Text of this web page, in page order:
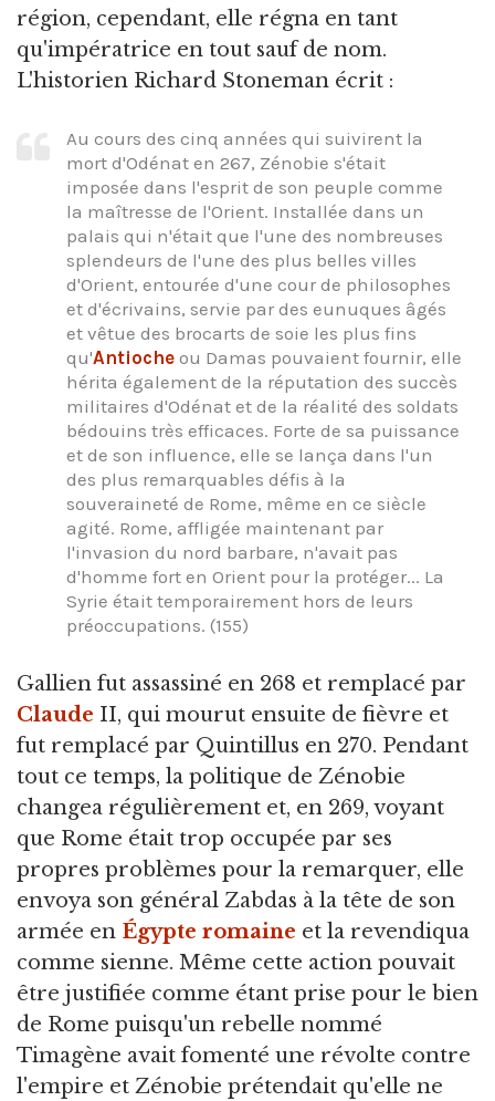
région, cependant, elle régna en tant
qu'impératrice en tout sauf de nom.
L'historien Richard Stoneman écrit :
Au cours des cinq années qui suivirent la
mort d'Odénat en 267, Zénobie s'était
imposée dans l'esprit de son peuple comme
la maîtresse de l'Orient. Installée dans un
palais qui n'était que l'une des nombreuses
splendeurs de l'une des plus belles villes
d'Orient, entourée d'une cour de philosophes
et d'écrivains, servie par des eunuques âgés
et vêtue des brocarts de soie les plus fins
qu'Antioche ou Damas pouvaient fournir, elle
hérita également de la réputation des succès
militaires d'Odénat et de la réalité des soldats
bédouins très efficaces. Forte de sa puissance
et de son influence, elle se lança dans l'un
des plus remarquables défis à la
souveraineté de Rome, même en ce siècle
agité. Rome, affligée maintenant par
l'invasion du nord barbare, n'avait pas
d'homme fort en Orient pour la protéger... La
Syrie était temporairement hors de leurs
préoccupations. (155)
Gallien fut assassiné en 268 et remplacé par
Claude II, qui mourut ensuite de fièvre et
fut remplacé par Quintillus en 270. Pendant
tout ce temps, la politique de Zénobie
changea régulièrement et, en 269, voyant
que Rome était trop occupée par ses
propres problèmes pour la remarquer, elle
envoya son général Zabdas à la tête de son
armée en Égypte romaine et la revendiqua
comme sienne. Même cette action pouvait
être justifiée comme étant prise pour le bien
de Rome puisqu'un rebelle nommé
Timagène avait fomenté une révolte contre
l'empire et Zénobie prétendait qu'elle ne